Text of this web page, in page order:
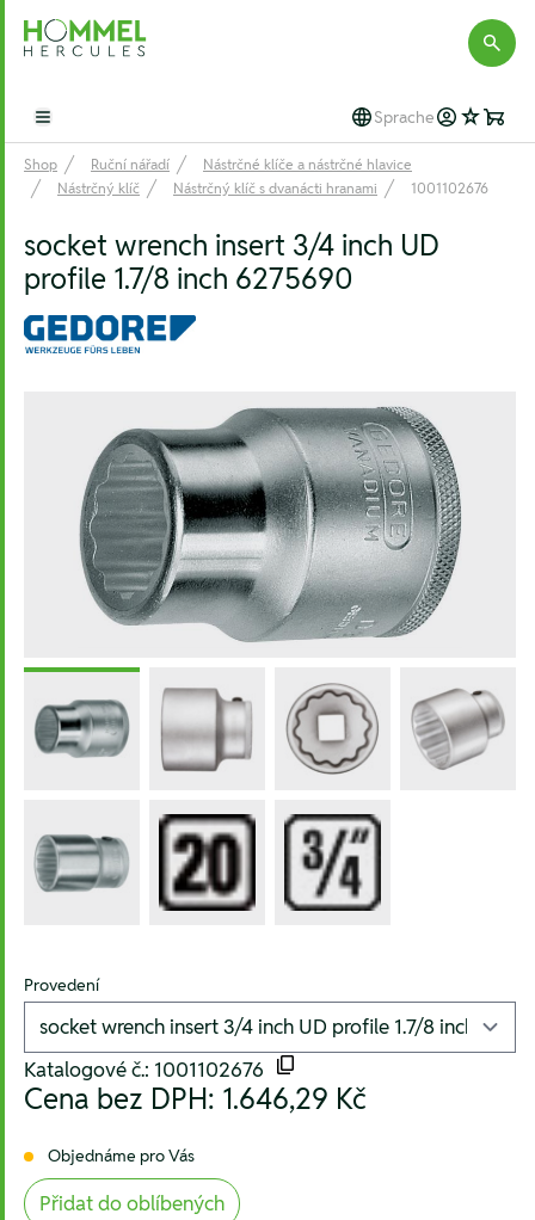
Hommel Hercules
Open main menu Sprache
Shop Ruční nářadí
Nástrčné klíče a nástrčné hlavice
Nástrčný klíč
Nástrčný klíč s dvanácti hranami 1001102676
socket wrench insert 3/4 inch UD
profile 1.7/8 inch 6275690
Provedení
Katalogové č.: 1001102676
Cena bez DPH: 1.646,29 Kč
Objednáme pro Vás
Přidat do oblíbených